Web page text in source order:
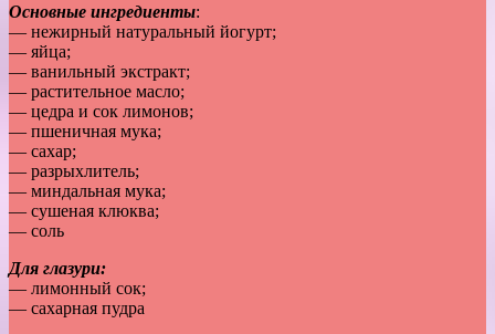
Основные ингредиенты:
— нежирный натуральный йогурт;
— яйца;
— ванильный экстракт;
— растительное масло;
— цедра и сок лимонов;
— пшеничная мука;
— сахар;
— разрыхлитель;
— миндальная мука;
— сушеная клюква;
— соль
Для глазури:
— лимонный сок;
— сахарная пудра